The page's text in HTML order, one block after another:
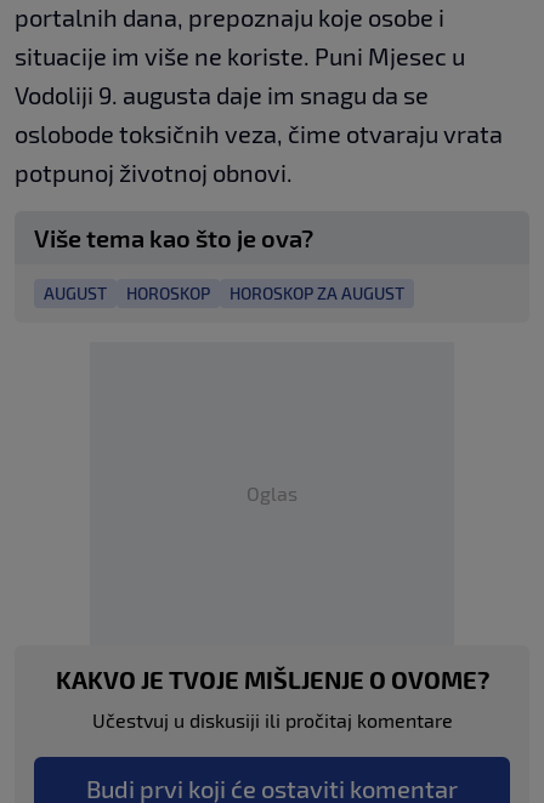
portalnih dana, prepoznaju koje osobe i
situacije im više ne koriste. Puni Mjesec u
Vodoliji 9. augusta daje im snagu da se
oslobode toksičnih veza, čime otvaraju vrata
potpunoj životnoj obnovi.
Više tema kao što je ova?
AUGUST HOROSKOP HOROSKOP ZA AUGUST
Oglas
KAKVO JE TVOJE MIŠLJENJE O OVOME?
Učestvuj u diskusiji ili pročitaj komentare
Budi prvi koji će ostaviti komentar